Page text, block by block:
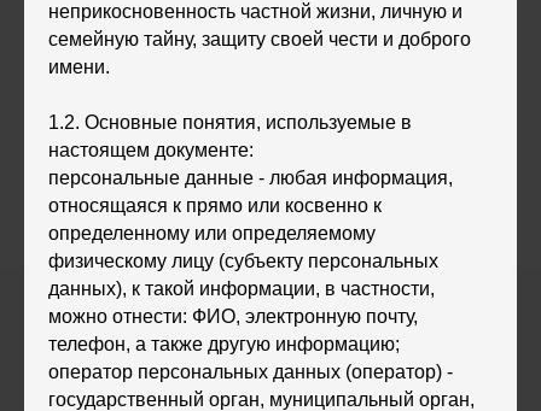
неприкосновенность частной жизни, личную и
семейную тайну, защиту своей чести и доброго
имени.
1.2. Основные понятия, используемые в
настоящем документе:
персональные данные - любая информация,
относящаяся к прямо или косвенно к
определенному или определяемому
физическому лицу (субъекту персональных
данных), к такой информации, в частности,
можно отнести: ФИО, электронную почту,
телефон, а также другую информацию;
оператор персональных данных (оператор) -
государственный орган, муниципальный орган,